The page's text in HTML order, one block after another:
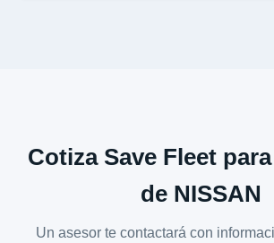
Cotiza Save Fleet
de NISSAN
Un asesor te contactará con